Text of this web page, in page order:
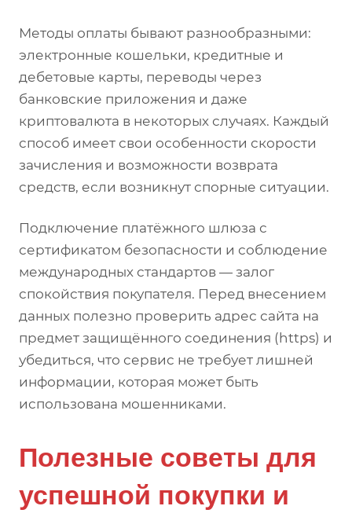
Методы оплаты бывают разнообразными:
электронные кошельки, кредитные и
дебетовые карты, переводы через
банковские приложения и даже
криптовалюта в некоторых случаях. Каждый
способ имеет свои особенности скорости
зачисления и возможности возврата
средств, если возникнут спорные ситуации.
Подключение платёжного шлюза с
сертификатом безопасности и соблюдение
международных стандартов — залог
спокойствия покупателя. Перед внесением
данных полезно проверить адрес сайта на
предмет защищённого соединения (https) и
убедиться, что сервис не требует лишней
информации, которая может быть
использована мошенниками.
Полезные советы для
успешной покупки и